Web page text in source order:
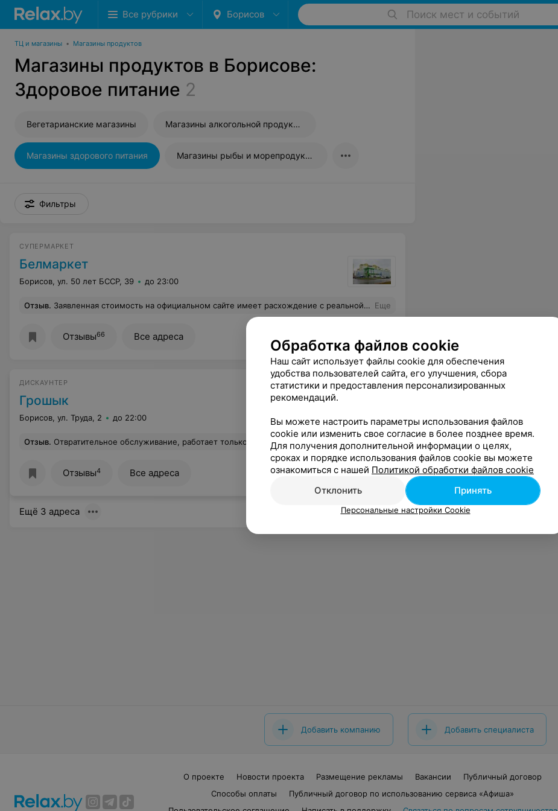
Все рубрики Борисов Поиск мест и событий
ТЦ и магазины • Магазины продуктов
Магазины продуктов в Борисове:
Здоровое питание 2
Вегетарианские магазины Магазины алкогольной продукции
Магазины здорового питания Магазины рыбы и морепродуктов
Фильтры
СУПЕРМАРКЕТ
Белмаркет
Борисов, ул. 50 лет БССР, 39 до 23:00
Отзыв. Заявленная стоимость на официальном сайте имеет расхождение с реальной. Цыпленок охлажденный по акции 3.19.А продают по 3.79 .Почему фасовочные пакеты с надписью!!! "бесплатно"!!! В чеке пробивают по цене 0.08 это 800 рублей до деноминации! И это является закономерностью. Еще
Отзывы66 Все адреса
ДИСКАУНТЕР
Грошык
Борисов, ул. Труда, 2 до 22:00
Отзыв. Отвратительное обслуживание, работает только одна касса с очень медленным кассиром. На собравшуюся очередь в 15 человек никто не обращает внимания. Еще
Отзывы4 Все адреса
Ещё 3 адреса
Добавить компанию Добавить специалиста
О проекте Новости проекта Размещение рекламы Вакансии
Публичный договор
Способы оплаты
Публичный договор по использованию сервиса «Афиша»
Обработка файлов cookie
Наш сайт использует файлы cookie для обеспечения
удобства пользователей сайта, его улучшения, сбора
статистики и предоставления персонализированных
рекомендаций.
Вы можете настроить параметры использования файлов
cookie или изменить свое согласие в более позднее время.
Для получения дополнительной информации о целях,
сроках и порядке использования файлов cookie вы можете
ознакомиться с нашей Политикой обработки файлов cookie
Отклонить
Принять
Персональные настройки Cookie